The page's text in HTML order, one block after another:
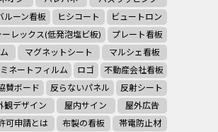
ルーン看板 ヒシコート
ビュートロン
ーレックス(低発泡塩ビ板)
プレート看板
マグネットシート
マルシェ看板
ネートフィルム ロゴ
不動産会社看板
賛ボード 反らないパネル
反射シート
観デザイン 屋内サイン
屋外広告
可申請とは 布製の看板
帯電防止材